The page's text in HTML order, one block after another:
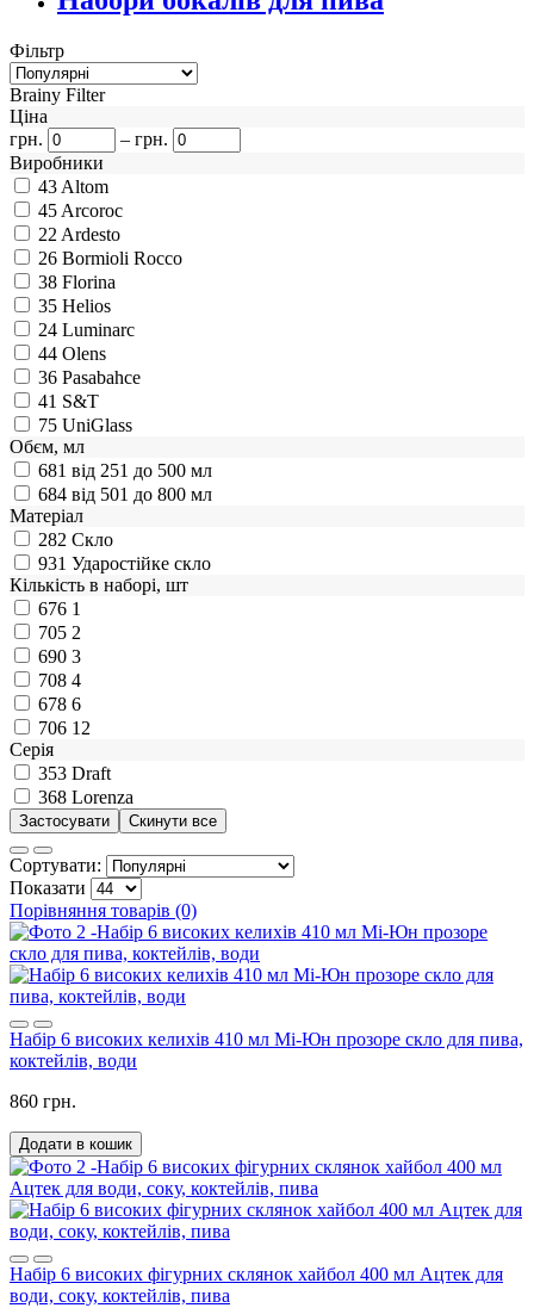
Фільтр
Brainy Filter
Ціна
грн.
– грн.
Виробники
43 Altom
45 Arcoroc
22 Ardesto
26 Bormioli Rocco
38 Florina
35 Helios
24 Luminarc
44 Olens
36 Pasabahce
41 S&T
75 UniGlass
Обєм, мл
681 від 251 до 500 мл
684 від 501 до 800 мл
Матеріал
282 Скло
931 Ударостійке скло
Кількість в наборі, шт
676 1
705 2
690 3
708 4
678 6
706 12
Серія
353 Draft
368 Lorenza
Сортувати:
Показати
Порівняння товарів (0)
Набір 6 високих келихів 410 мл Мі-Юн прозоре скло для пива,
коктейлів, води
860 грн.
Додати в кошик
Набір 6 високих фігурних склянок хайбол 400 мл Ацтек для
води, соку, коктейлів, пива